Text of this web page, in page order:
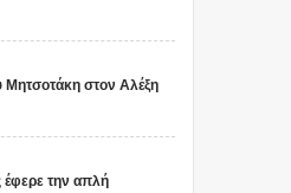
στον Αλέξη
την απλή